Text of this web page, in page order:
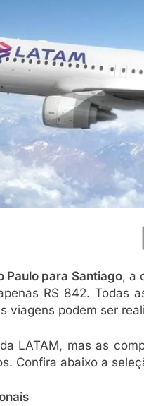
Paulo para Santiago, a
R$ 842. Todas
viagens podem ser
LATAM, mas as
Confira abaixo a